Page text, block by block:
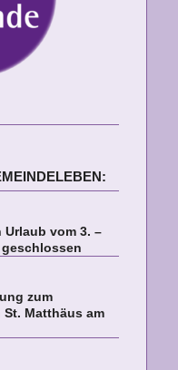
Urlaub vom 3. –
geschlossen
zum
Matthäus am